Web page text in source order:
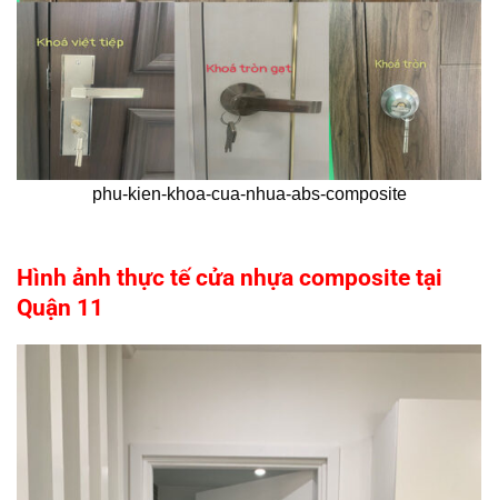
phu-kien-khoa-cua-nhua-abs-composite
Hình ảnh thực tế cửa nhựa composite tại
Quận 11